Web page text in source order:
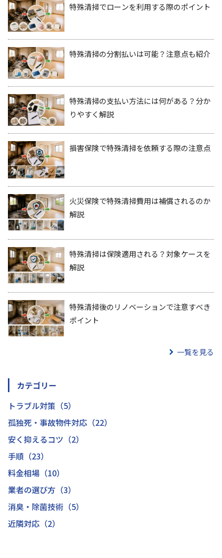
特殊清掃でローンを利用する際のポイント
特殊清掃の分割払いは可能？注意点も紹介
特殊清掃の支払い方法には何がある？分か
りやすく解説
損害保険で特殊清掃を依頼する際の注意点
火災保険で特殊清掃費用は補償されるのか
解説
特殊清掃は保険適用される？対象ケースを
解説
特殊清掃後のリノベーションで注意すべき
ポイント
一覧を見る
カテゴリー
トラブル対策（5）
孤独死・事故物件対応（22）
安く抑えるコツ（2）
手順（23）
料金相場（10）
業者の選び方（3）
消臭・除菌技術（5）
近隣対応（2）